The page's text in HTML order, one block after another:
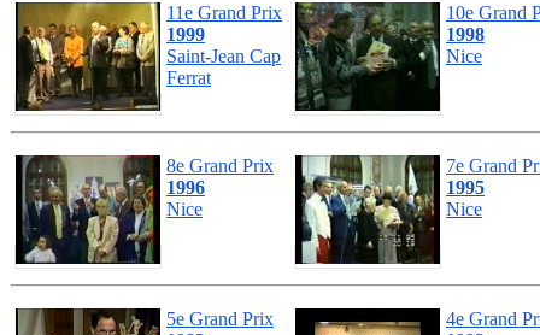
11e Grand Prix
1999
Saint-Jean Cap
Ferrat
10e Grand
1998
Nice
8e Grand Prix
1996
Nice
7e Grand
1995
Nice
5e Grand Prix
4e Grand